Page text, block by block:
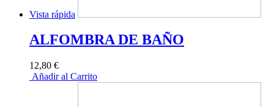
Vista rápida
ALFOMBRA DE BAÑO
12,80 €
Añadir al Carrito